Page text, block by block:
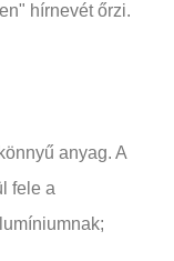
hírnevét őrzi.
anyag. A
fele a